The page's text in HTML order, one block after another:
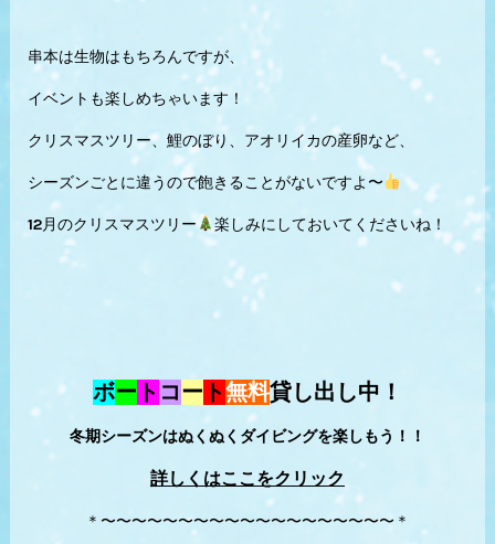
串本は生物はもちろんですが、
イベントも楽しめちゃいます！
クリスマスツリー、鯉のぼり、アオリイカの産卵など、
シーズンごとに違うので飽きることがないですよ〜
12月のクリスマスツリー 楽しみにしておいてくださいね！
ボー ト コー ト無料貸し出し中！
冬期シーズンはぬくぬくダイビングを楽しもう！！
詳しくはここをクリック
＊〜〜〜〜〜〜〜〜〜〜〜〜〜〜〜〜〜〜〜＊